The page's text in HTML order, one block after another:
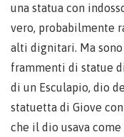
una statua con
vero, probabilmente
alti dignitari. Ma
frammenti di statue
di un Esculapio, dio
statuetta di Giove
che il dio usava come